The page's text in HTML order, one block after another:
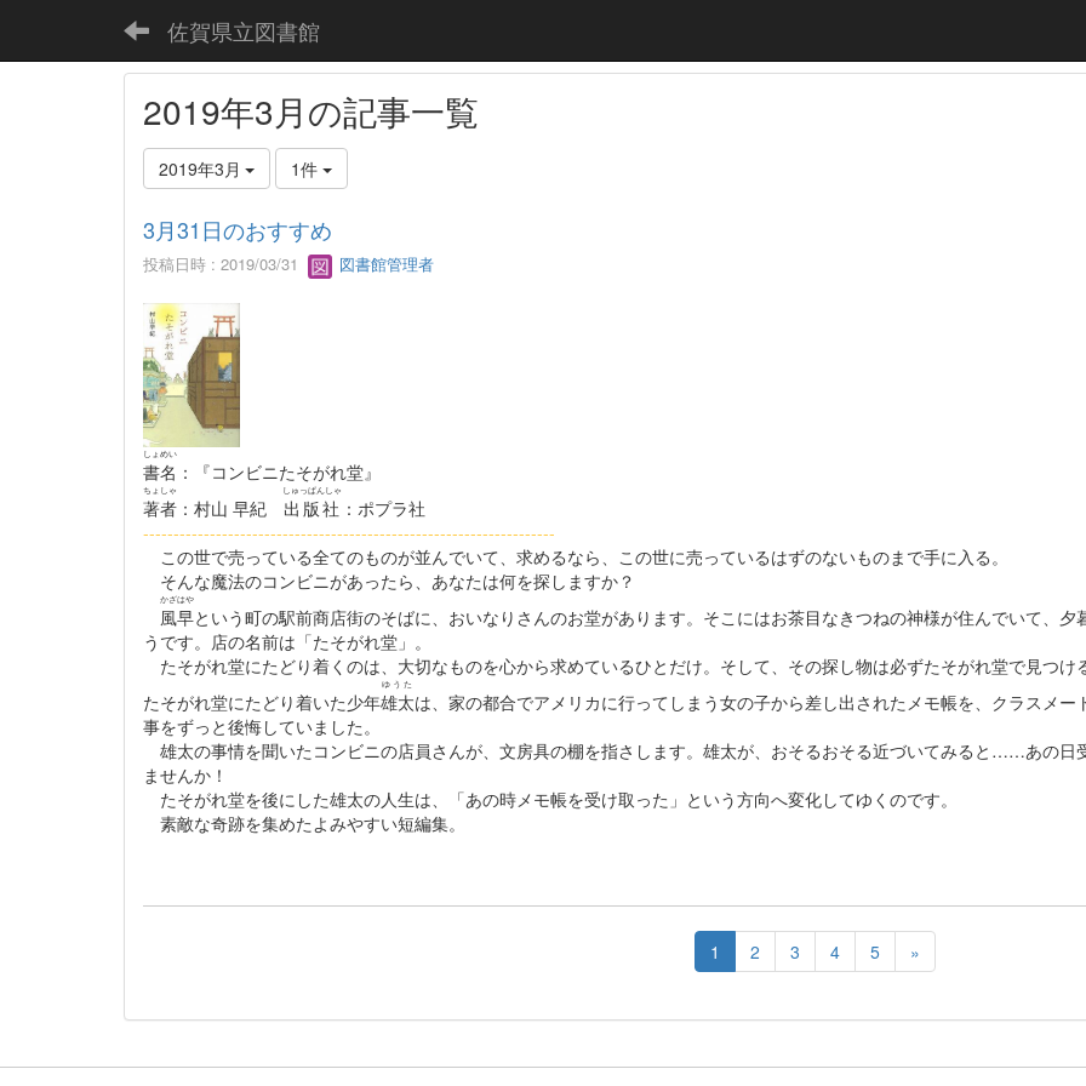
佐賀県立図書館
2019年3月の記事一覧
2019年3月 1件
3月31日のおすすめ
投稿日時 : 2019/03/31 図書館管理者
書名
しょめい
：『コンビニたそがれ堂』
著者
ちょしゃ
：村山 早紀 出版社
しゅっぱんしゃ
：ポプラ社
--------------------------------------------------------------------
この世で売っている全てのものが並んでいて、求めるなら、この世に売っているはずのないものまで手に入る。
そんな魔法のコンビニがあったら、あなたは何を探しますか？
風早
かざはや
という町の駅前商店街のそばに、おいなりさんのお堂があります。そこにはお茶目なきつねの神様が住んでいて、
うです。店の名前は「たそがれ堂」。
たそがれ堂にたどり着くのは、大切なものを心から求めているひとだけ。そして、その探し物は必ずたそがれ堂で見つけ
たそがれ堂にたどり着いた少年雄太
ゆうた
は、家の都合でアメリカに行ってしまう女の子から差し出されたメモ帳を、クラスメ
事をずっと後悔していました。
雄太の事情を聞いたコンビニの店員さんが、文房具の棚を指さします。雄太が、おそるおそる近づいてみると……あの日
ませんか！
たそがれ堂を後にした雄太の人生は、「あの時メモ帳を受け取った」という方向へ変化してゆくのです。
素敵な奇跡を集めたよみやすい短編集。
1 2 3 4 5 »